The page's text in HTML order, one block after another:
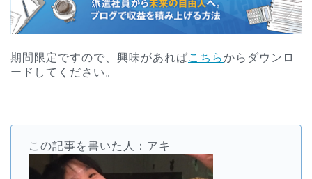
期間限定ですので、興味があればこちらからダウンロ
ードしてください。
この記事を書いた人：アキ